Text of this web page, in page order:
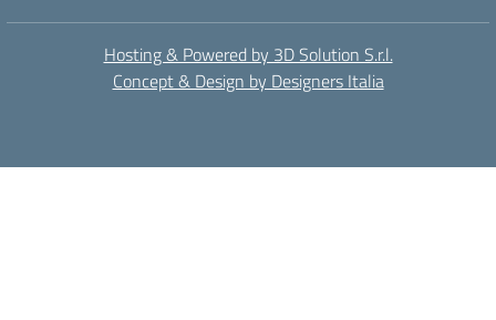
Hosting & Powered by 3D Solution S.r.l.
Concept & Design by Designers Italia